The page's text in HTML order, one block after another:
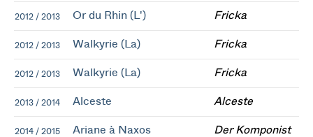
2012 / 2013 Or du Rhin (L') Fricka
2012 / 2013 Walkyrie (La) Fricka
2012 / 2013 Walkyrie (La) Fricka
2013 / 2014 Alceste Alceste
2014 / 2015 Ariane à Naxos Der Komponist